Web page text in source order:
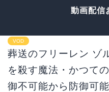
動画配信
VOD
葬送のフリーレン ゾ
を殺す魔法・かつて
御不可能から防御可